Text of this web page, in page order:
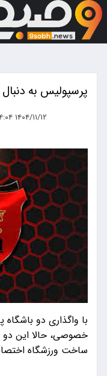
پرسپولیس به
۱۴۰۴/۱۱/۱۲ ۰۳:۰۴:۰۴
با واگذاری دو
خصوصی، حالا این دو
ساخت ورزشگاه